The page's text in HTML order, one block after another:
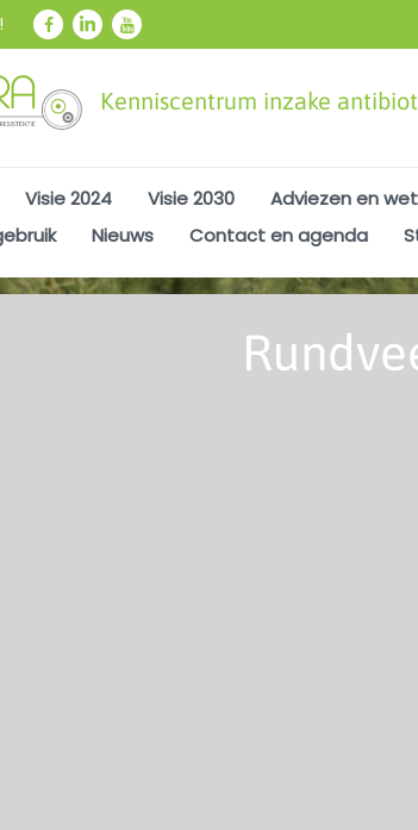
Kenniscentrum inzake
Visie 2024 Visie 2030 Adviezen en
Nieuws Contact en agenda